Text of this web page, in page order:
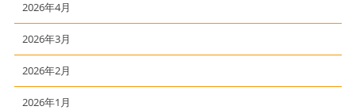
2026年4月
2026年3月
2026年2月
2026年1月